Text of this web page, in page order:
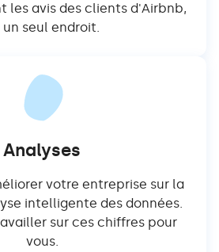
les avis des clients d'Airbnb,
un seul endroit.
Analyses
votre entreprise sur la
intelligente des données.
sur ces chiffres pour
vous.